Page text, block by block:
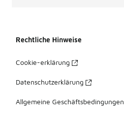
Rechtliche Hinweise
Cookie-erklärung
Datenschutzerklärung
Allgemeine Geschäftsbedingungen